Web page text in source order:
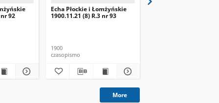
nr 92
Echa Płockie i Łomżyńskie
1900.11.21 (8) R.3 nr 93
1900
czasopismo
More